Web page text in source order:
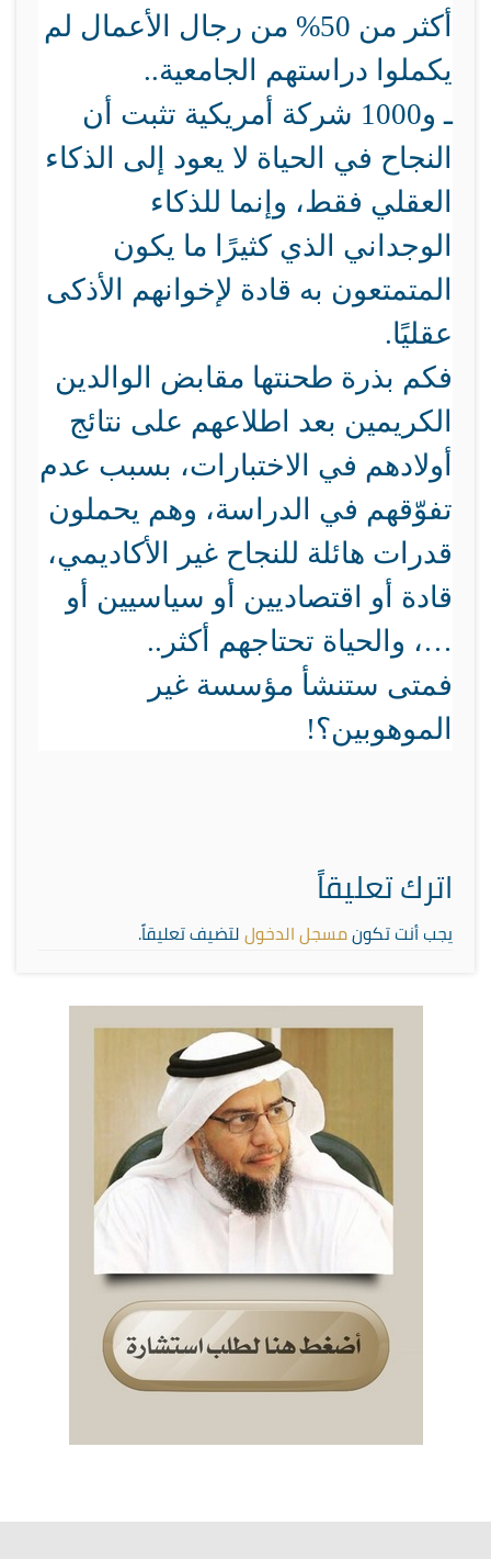
أكثر من 50% من رجال الأعمال لم
يكملوا دراستهم الجامعية..
ـ و1000 شركة أمريكية تثبت أن
النجاح في الحياة لا يعود إلى الذكاء
العقلي فقط، وإنما للذكاء
الوجداني الذي كثيرًا ما يكون
المتمتعون به قادة لإخوانهم الأذكى
عقليًا.
فكم بذرة طحنتها مقابض الوالدين
الكريمين بعد اطلاعهم على نتائج
أولادهم في الاختبارات، بسبب عدم
تفوّقهم في الدراسة، وهم يحملون
قدرات هائلة للنجاح غير الأكاديمي،
قادة أو اقتصاديين أو سياسيين أو
…، والحياة تحتاجهم أكثر..
فمتى ستنشأ مؤسسة غير
الموهوبين؟!
اترك تعليقاً
يجب أنت تكونمسجل الدخوللتضيف تعليقاً.